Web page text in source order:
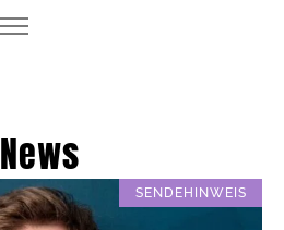
News
SENDEHINWEIS